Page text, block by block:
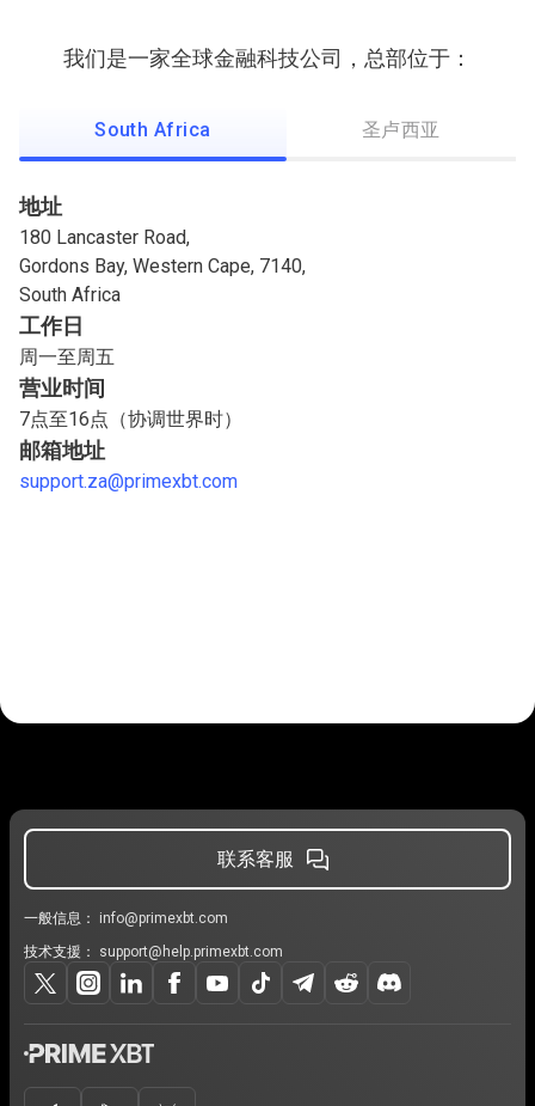
总
地
PrimeXBT总部地址
我们是一家全球金融科技公司，总部位于：
South Africa 圣卢西亚
地址
180 Lancaster Road,
Gordons Bay, Western Cape, 7140,
South Africa
工作日
周一至周五
营业时间
7点至16点（协调世界时）
邮箱地址
support.za@primexbt.com
联系客服
一般信息：
info@primexbt.com
技术支援：
support@help.primexbt.com